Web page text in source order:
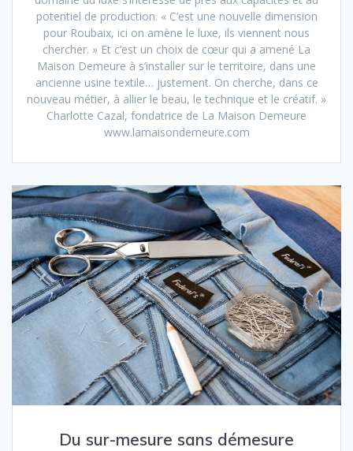
potentiel de production. « C’est une nouvelle dimension
pour Roubaix, ici on amène le luxe, ils viennent nous
chercher. » Et c’est un choix de cœur qui a amené La
Maison Demeure à s’installer sur le territoire, dans une
ancienne usine textile… justement. On cherche, dans ce
nouveau métier, à allier le beau, le technique et le créatif. »
Charlotte Cazal, fondatrice de La Maison Demeure
www.lamaisondemeure.com
Du sur-mesure sans démesure